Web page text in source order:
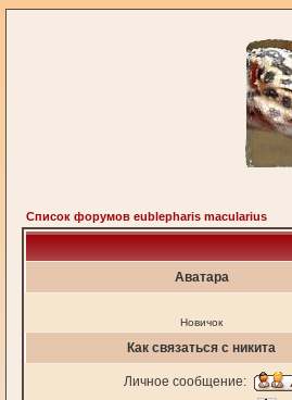
Список форумов eublepharis macularius
Аватара
Новичок
Как связаться с никита
Личное сообщение: